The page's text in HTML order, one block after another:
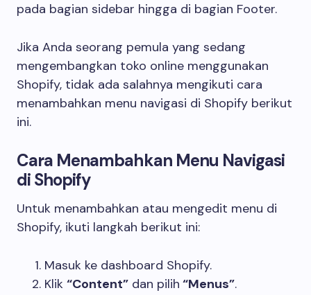
pada bagian sidebar hingga di bagian Footer.
Jika Anda seorang pemula yang sedang
mengembangkan toko online menggunakan
Shopify, tidak ada salahnya mengikuti cara
menambahkan menu navigasi di Shopify berikut
ini.
Cara Menambahkan Menu Navigasi
di Shopify
Untuk menambahkan atau mengedit menu di
Shopify, ikuti langkah berikut ini:
Masuk ke dashboard Shopify.
Klik “Content” dan pilih “Menus”.